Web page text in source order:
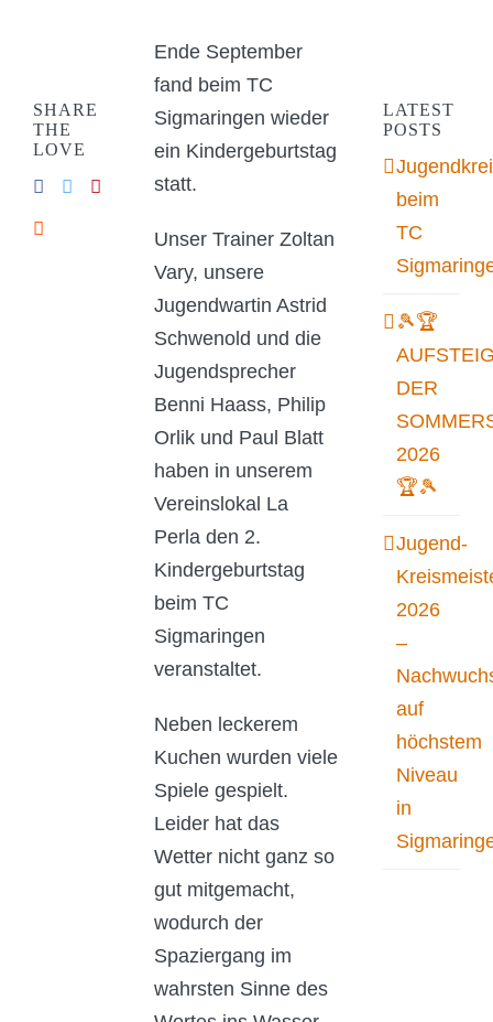
Ende September
fand beim TC
Sigmaringen wieder
ein Kindergeburtstag
statt.
Unser Trainer Zoltan
Vary, unsere
Jugendwartin Astrid
Schwenold und die
Jugendsprecher
Benni Haass, Philip
Orlik und Paul Blatt
haben in unserem
Vereinslokal La
Perla den 2.
Kindergeburtstag
beim TC
Sigmaringen
veranstaltet.
Neben leckerem
Kuchen wurden viele
Spiele gespielt.
Leider hat das
Wetter nicht ganz so
gut mitgemacht,
wodurch der
Spaziergang im
wahrsten Sinne des
SHARE
THE
LOVE
LATEST
POSTS
beim
TC
🎾🏆
DER
2026
🏆🎾
Jugend-
2026
–
auf
höchstem
Niveau
in